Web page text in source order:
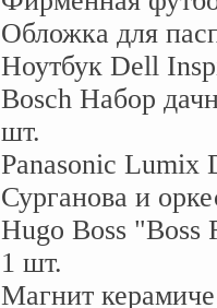
Обложка для
Ноутбук Dell
Bosch Набор
шт.
Panasonic
Сурганова и
Hugo Boss
1 шт.
Магнит